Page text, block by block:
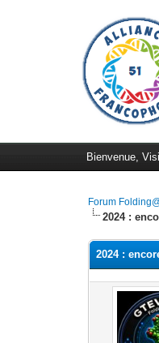
Bienvenue,
Forum
2024 :
2024 :